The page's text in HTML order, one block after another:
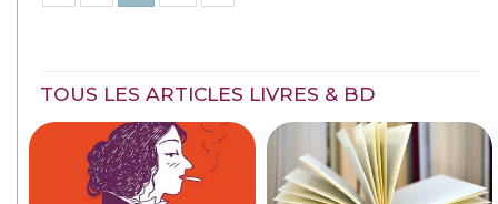
TOUS LES ARTICLES LIVRES & BD